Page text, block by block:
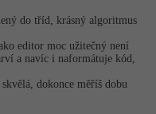
do tříd, krásný algoritmus
editor moc užitečný není
a navíc i naformátuje kód,
dokonce měříš dobu